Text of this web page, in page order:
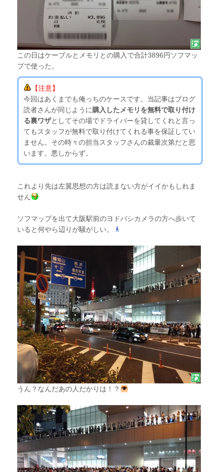
この日はケーブルとメモリとの購入で合計3896円ソフマッ
プで使った。
【注意】
今回はあくまでも俺っちのケースです。当記事はブログ
読者さんが同じように 購入したメモリを無料で取り付け
る裏ワザとしてその場でドライバーを貸してくれと言っ
てもスタッフが無料で取り付けてくれる事を保証してい
ません。その時々の担当スタッフさんの裁量次第だと思
います。悪しからず。
これより先は左翼思想の方は読まない方がイイかもしれま
せん
ソフマップを出て大阪駅前のヨドバシカメラの方へ歩いて
いると何やら辺りが騒がしい。
うん？なんだあの人だかりは！？